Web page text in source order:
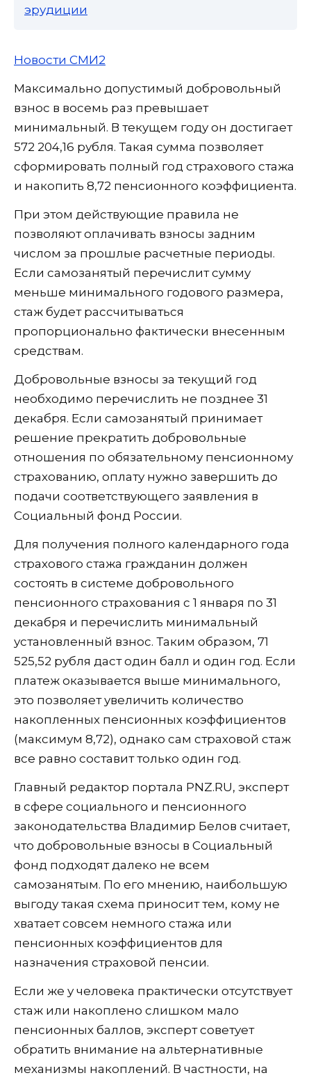
эрудиции
Новости СМИ2
Максимально допустимый добровольный
взнос в восемь раз превышает
минимальный. В текущем году он достигает
572 204,16 рубля. Такая сумма позволяет
сформировать полный год страхового стажа
и накопить 8,72 пенсионного коэффициента.
При этом действующие правила не
позволяют оплачивать взносы задним
числом за прошлые расчетные периоды.
Если самозанятый перечислит сумму
меньше минимального годового размера,
стаж будет рассчитываться
пропорционально фактически внесенным
средствам.
Добровольные взносы за текущий год
необходимо перечислить не позднее 31
декабря. Если самозанятый принимает
решение прекратить добровольные
отношения по обязательному пенсионному
страхованию, оплату нужно завершить до
подачи соответствующего заявления в
Социальный фонд России.
Для получения полного календарного года
страхового стажа гражданин должен
состоять в системе добровольного
пенсионного страхования с 1 января по 31
декабря и перечислить минимальный
установленный взнос. Таким образом, 71
525,52 рубля даст один балл и один год. Если
платеж оказывается выше минимального,
это позволяет увеличить количество
накопленных пенсионных коэффициентов
(максимум 8,72), однако сам страховой стаж
все равно составит только один год.
Главный редактор портала PNZ.RU, эксперт
в сфере социального и пенсионного
законодательства Владимир Белов считает,
что добровольные взносы в Социальный
фонд подходят далеко не всем
самозанятым. По его мнению, наибольшую
выгоду такая схема приносит тем, кому не
хватает совсем немного стажа или
пенсионных коэффициентов для
назначения страховой пенсии.
Если же у человека практически отсутствует
стаж или накоплено слишком мало
пенсионных баллов, эксперт советует
обратить внимание на альтернативные
механизмы накоплений. В частности, на